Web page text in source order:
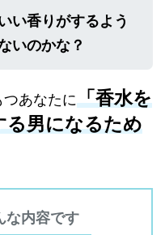
い香りがするよう
いのかな？
あなたに「香水を
る男になるため
な内容です